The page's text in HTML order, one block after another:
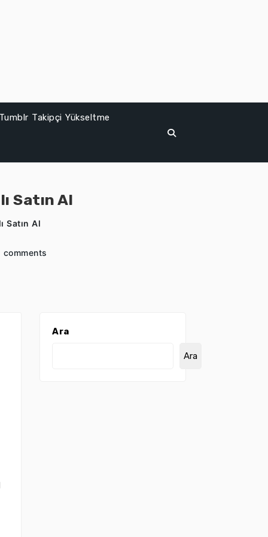
Takipçi Yükseltme
Satın Al
Satın Al
comments
Ara
Ara